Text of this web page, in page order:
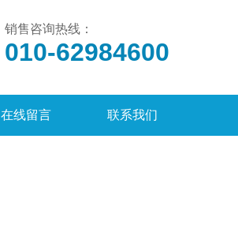
销售咨询热线：
010-62984600
在线留言 联系我们